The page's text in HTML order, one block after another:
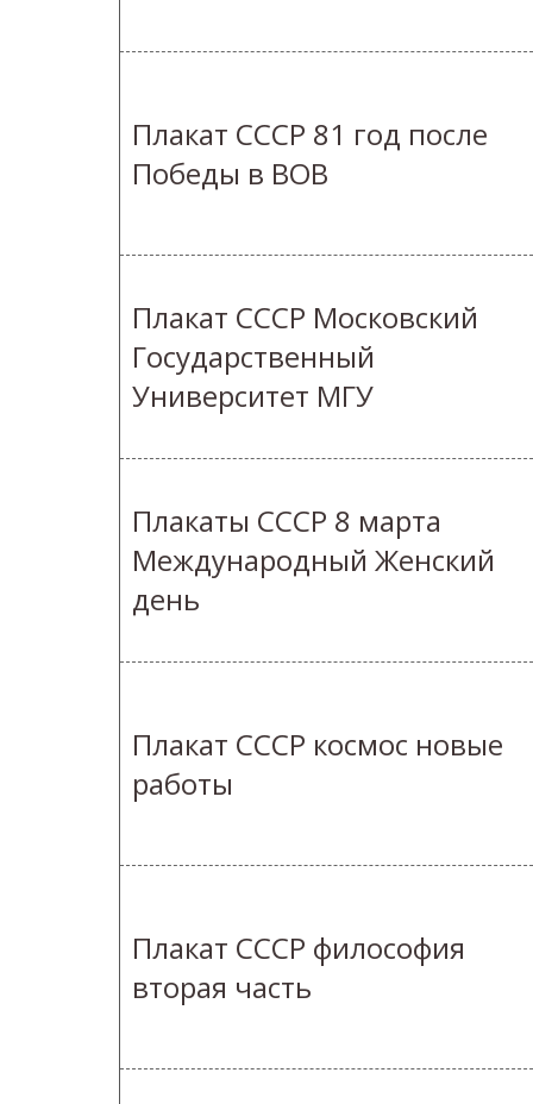
Плакат СССР 81 год после
Победы в ВОВ
Плакат СССР Московский
Государственный
Университет МГУ
Плакаты СССР 8 марта
Международный Женский
день
Плакат СССР космос новые
работы
Плакат СССР философия
вторая часть